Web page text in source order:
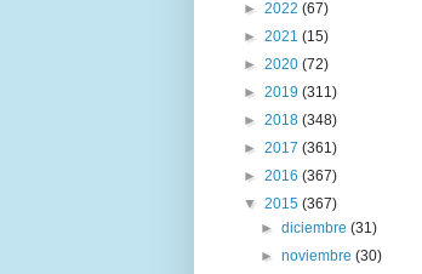
► 2022 (67)
► 2021 (15)
► 2020 (72)
► 2019 (311)
► 2018 (348)
► 2017 (361)
► 2016 (367)
▼ 2015 (367)
►diciembre(31)
►noviembre(30)